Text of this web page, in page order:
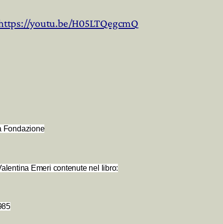
youtu.be/H05LTQegcmQ
Fondazione
Emeri contenute nel libro: